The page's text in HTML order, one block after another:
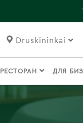
Druskininkai
РЕСТОРАН ДЛЯ